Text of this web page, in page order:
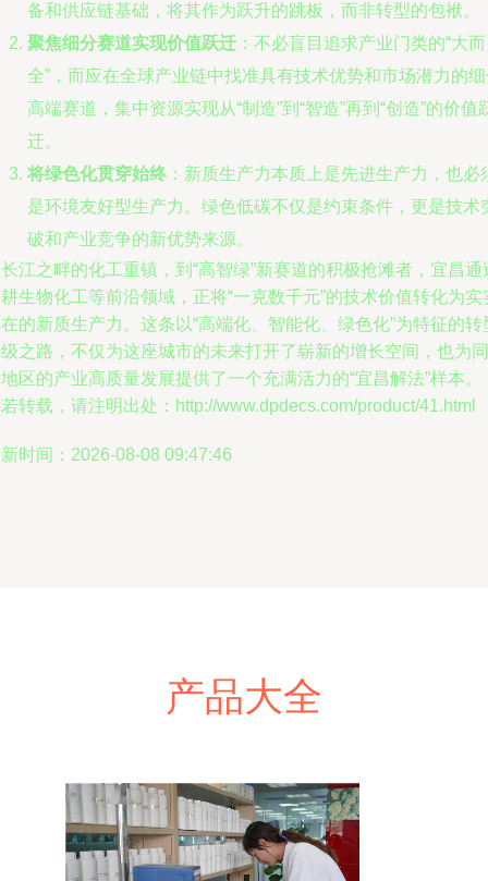
备和供应链基础，将其作为跃升的跳板，而非转型的包袱。
聚焦细分赛道实现价值跃迁 ：不必盲目追求产业门类的“大而
全”，而应在全球产业链中找准具有技术优势和市场潜力的
高端赛道，集中资源实现从“制造”到“智造”再到“创造”的价值
迁。
将绿色化贯穿始终 ：新质生产力本质上是先进生产力，也必
是环境友好型生产力。绿色低碳不仅是约束条件，更是技术
破和产业竞争的新优势来源。
江之畔的化工重镇，到“高智绿”新赛道的积极抢滩者，宜昌通
生物化工等前沿领域，正将“一克数千元”的技术价值转化为实
的新质生产力。这条以“高端化、智能化、绿色化”为特征的转
之路，不仅为这座城市的未来打开了崭新的增长空间，也为同
区的产业高质量发展提供了一个充满活力的“宜昌解法”样本。
转载，请注明出处：http://www.dpdecs.com/product/41.html
时间：2026-08-08 09:47:46
产品大全